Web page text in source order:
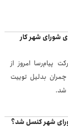
شورای شهر کار
‌پیام‌رسا امروز از
بدلیل توییت
شد.
شهر کنسل شد؟